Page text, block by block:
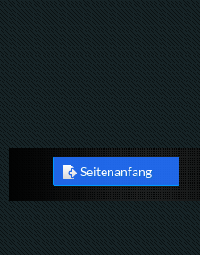
Seitenanfang